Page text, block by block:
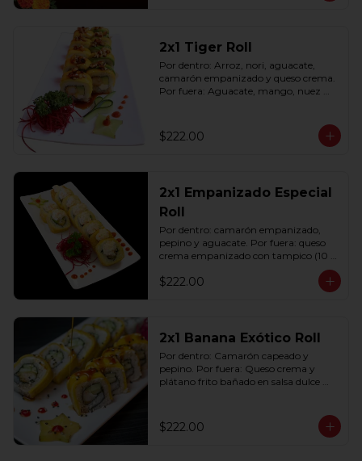
2x1 Tiger Roll
Por dentro: Arroz, nori, aguacate,
camarón empanizado y queso crema.
Por fuera: Aguacate, mango, nuez
$222.00
2x1 Empanizado Especial
Roll
Por dentro: camarón empanizado,
pepino y aguacate. Por fuera: queso
crema empanizado con tampico (10
$222.00
2x1 Banana Exótico Roll
Por dentro: Camarón capeado y
pepino. Por fuera: Queso crema y
plátano frito bañado en salsa dulce
$222.00